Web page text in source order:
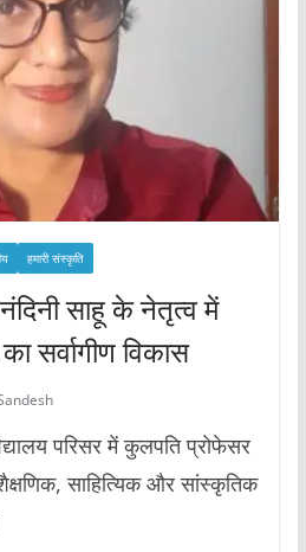
हमारी संस्कृति
साहू के नेतृत्व में
का सर्वागीण विकास
परिसर में कुलपति प्रोफेसर
साहित्यिक और सांस्कृतिक